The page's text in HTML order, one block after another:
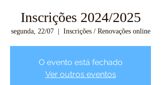
Inscrições 2024/2025
segunda, 22/07
  |
Inscrições / Renovações online
O evento está fechado
Ver outros eventos